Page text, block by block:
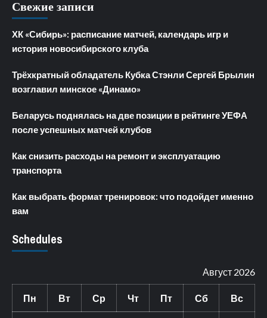
Свежие записи
ХК «Сибирь»: расписание матчей, календарь игр и
история новосибирского клуба
Трёхкратный обладатель Кубка Стэнли Сергей Брылин
возглавил минское «Динамо»
Беларусь поднялась на две позиции в рейтинге УЕФА
после успешных матчей клубов
Как снизить расходы на ремонт и эксплуатацию
транспорта
Как выбрать формат тренировок: что подойдет именно
вам
Schedules
Август 2026
Пн Вт Ср Чт Пт Сб Вс